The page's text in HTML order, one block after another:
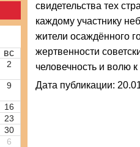
вс
2
9
16
23
30
6
свидетельства тех
каждому участнику
жители осаждённого
жертвенности
человечность и волю
Дата публикации: